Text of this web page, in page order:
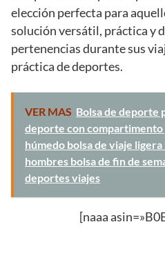
elección perfecta para
solución versátil, práctica y
pertenencias durante sus
práctica de deportes.
VER MAS Bolsa de deporte
deporte con compartimento
húmedo bolsa de viaje
hombres bolsa de fin de
deportes viajes
[naaa